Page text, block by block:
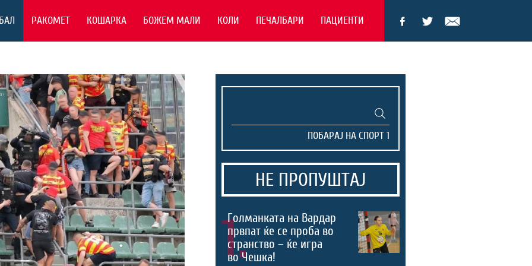
РАКОМЕТ КОШАРКА БОЖЕМ МАЛИ КОЛИ ПЕЧАЛБАРИ ПАЦИЕНТИ
НЕ ПРОПУШТАЈ
1.
Голманката на Вардар
првпат ќе се проба во
странство – ќе игра
во Чешка!